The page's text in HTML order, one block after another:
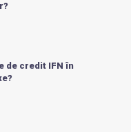
de credit IFN în